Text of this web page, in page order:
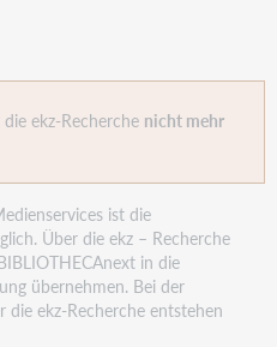
die ekz-Recherche nicht mehr
ist die
Über die ekz – Recherche
in die
übernehmen. Bei der
ekz-Recherche entstehen